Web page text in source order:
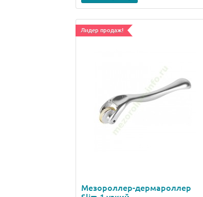
Лидер продаж!
Мезороллер-дермароллер